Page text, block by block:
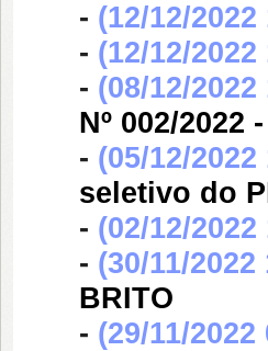
- (12/12/2022
- (12/12/2022
- (08/12/2022
Nº 002/2022
- (05/12/2022
seletivo do
- (02/12/2022
- (30/11/2022
BRITO
- (29/11/2022